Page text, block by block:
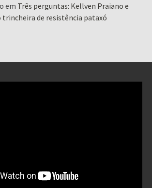
em Três perguntas: Kellven Praiano e
trincheira de resistência pataxó